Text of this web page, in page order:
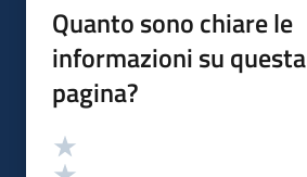
Quanto sono chiare le
informazioni su questa
pagina?
Valutazione